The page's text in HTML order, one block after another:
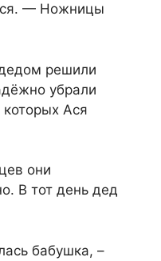
— Ножницы
решили
убрали
Ася
они
В тот день дед
бабушка, –